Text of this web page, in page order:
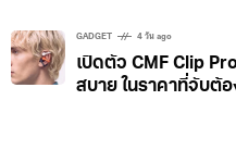
GADGET 4 วัน ago
เปิดตัว CMF Clip
สบาย ในราคาที่จับต้อ